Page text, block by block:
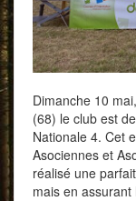
Dimanche 10
(68) le club est
Nationale 4. Cet
Asociennes et
réalisé une
mais en